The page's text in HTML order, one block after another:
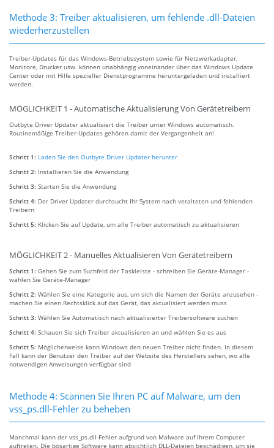
Methode 3: Treiber aktualisieren, um fehlende .dll-Dateien
wiederherzustellen
Treiber-Updates für das Windows-Betriebssystem sowie für Netzwerkadapter,
Monitore, Drucker usw. können unabhängig voneinander über das Windows Update
Center oder mit Hilfe spezieller Dienstprogramme heruntergeladen und installiert
werden.
MÖGLICHKEIT 1 - Automatische Aktualisierung Von Gerätetreibern
Outbyte Driver Updater aktualisiert die Treiber unter Windows automatisch.
Routinemäßige Treiber-Updates gehören damit der Vergangenheit an!
Schritt 1: Laden Sie den Outbyte Driver Updater herunter
Schritt 2: Installieren Sie die Anwendung
Schritt 3: Starten Sie die Anwendung
Schritt 4: Der Driver Updater durchsucht Ihr System nach veralteten und fehlenden
Treibern
Schritt 5: Klicken Sie auf Update, um alle Treiber automatisch zu aktualisieren
MÖGLICHKEIT 2 - Manuelles Aktualisieren Von Gerätetreibern
Schritt 1: Gehen Sie zum Suchfeld der Taskleiste - schreiben Sie Geräte-Manager -
wählen Sie Geräte-Manager
Schritt 2: Wählen Sie eine Kategorie aus, um sich die Namen der Geräte anzusehen -
machen Sie einen Rechtsklick auf das Gerät, das aktualisiert werden muss
Schritt 3: Wählen Sie Automatisch nach aktualisierter Treibersoftware suchen
Schritt 4: Schauen Sie sich Treiber aktualisieren an und wählen Sie es aus
Schritt 5: Möglicherweise kann Windows den neuen Treiber nicht finden. In diesem
Fall kann der Benutzer den Treiber auf der Website des Herstellers sehen, wo alle
notwendigen Anweisungen verfügbar sind
Methode 4: Scannen Sie Ihren PC auf Malware, um den
vss_ps.dll-Fehler zu beheben
Manchmal kann der vss_ps.dll-Fehler aufgrund von Malware auf Ihrem Computer
auftreten. Die bösartige Software kann absichtlich DLL-Dateien beschädigen, um sie